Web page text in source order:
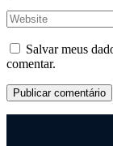
Salvar meus
comentar.